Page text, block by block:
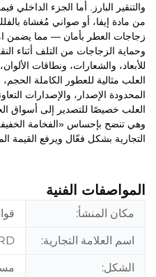
والتنقير البارز. أما الجزء الداخلي
من مادة إيفا، أو صواني مُغشاة
زجاجات العطر بأمان — مما يضمن
وحماية الزجاجات من التلف أثناء
للأبعاد، والشعارات، ونطاقات
العلب مثالية للعطور الكاملة
المحدودة الإصدار، والإصدارات
العلب خصيصًا للتصدير إلى أسواق
وهي تنضح بإحساس «الفخامة
التجارية بشكل فعّال ويرفع القيمة
المواصفات الفنية
مكان المنشأ:
اسم العلامة التجارية:
الشكل: